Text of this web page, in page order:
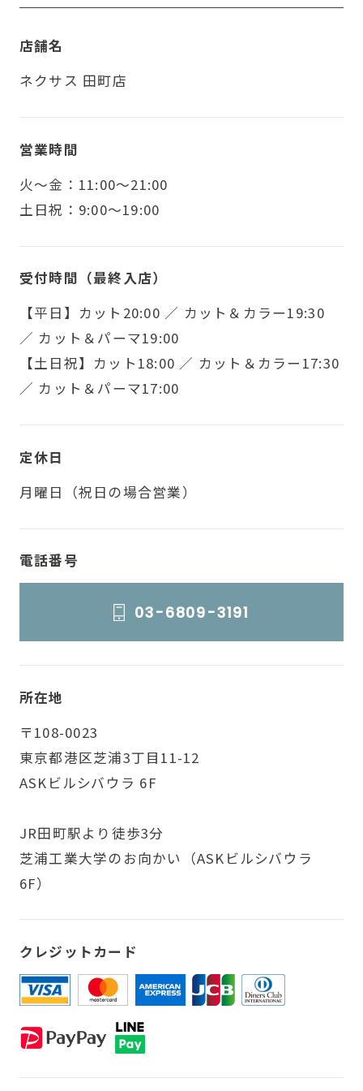
店舗名
ネクサス 田町店
営業時間
火〜金：11:00～21:00
土日祝：9:00～19:00
受付時間（最終入店）
【平日】カット20:00 ／ カット＆カラー19:30
／ カット＆パーマ19:00
【土日祝】カット18:00 ／ カット＆カラー17:30
／ カット＆パーマ17:00
定休日
月曜日（祝日の場合営業）
電話番号
03-6809-3191
所在地
〒108-0023
東京都港区芝浦3丁目11-12
ASKビルシバウラ 6F
JR田町駅より徒歩3分
芝浦工業大学のお向かい（ASKビルシバウラ
6F）
クレジットカード